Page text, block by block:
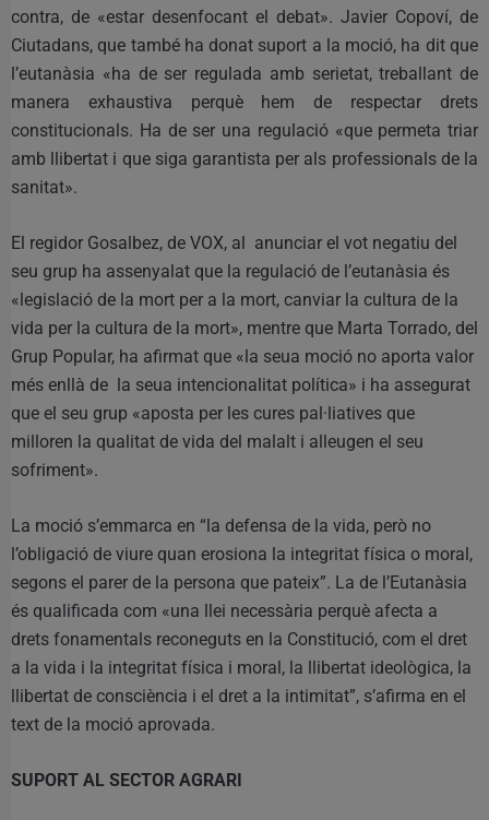
contra, de «estar desenfocant el debat». Javier Copoví, de
Ciutadans, que també ha donat suport a la moció, ha dit que
l’eutanàsia «ha de ser regulada amb serietat, treballant de
manera exhaustiva perquè hem de respectar drets
constitucionals. Ha de ser una regulació «que permeta triar
amb llibertat i que siga garantista per als professionals de la
sanitat».
El regidor Gosalbez, de VOX, al anunciar el vot negatiu del
seu grup ha assenyalat que la regulació de l’eutanàsia és
«legislació de la mort per a la mort, canviar la cultura de la
vida per la cultura de la mort», mentre que Marta Torrado, del
Grup Popular, ha afirmat que «la seua moció no aporta valor
més enllà de la seua intencionalitat política» i ha assegurat
que el seu grup «aposta per les cures pal·liatives que
milloren la qualitat de vida del malalt i alleugen el seu
sofriment».
La moció s’emmarca en “la defensa de la vida, però no
l’obligació de viure quan erosiona la integritat física o moral,
segons el parer de la persona que pateix”. La de l’Eutanàsia
és qualificada com «una llei necessària perquè afecta a
drets fonamentals reconeguts en la Constitució, com el dret
a la vida i la integritat física i moral, la llibertat ideològica, la
llibertat de consciència i el dret a la intimitat”, s’afirma en el
text de la moció aprovada.
SUPORT AL SECTOR AGRARI